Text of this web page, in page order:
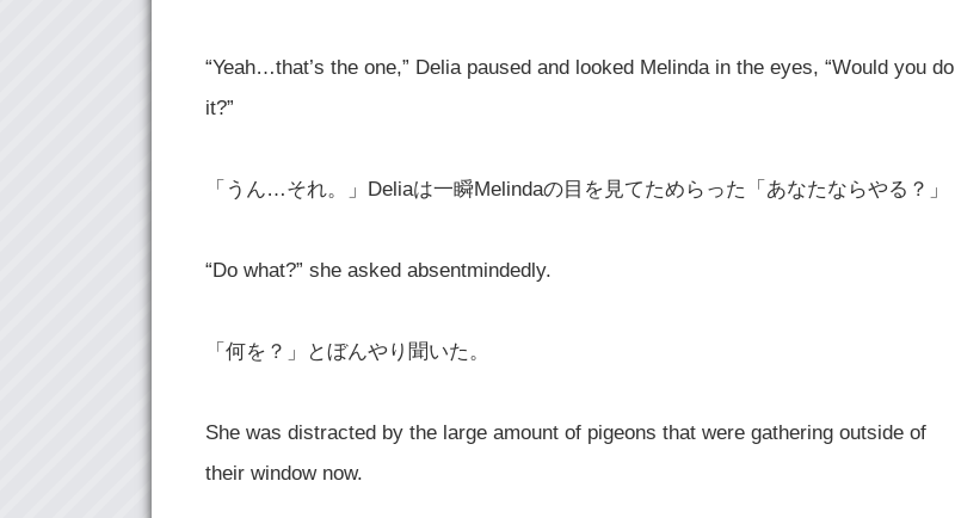
“Yeah…that’s the one,” Delia paused and looked Melinda in the eyes, “Would you do
it?”
「うん…それ。」Deliaは一瞬Melindaの目を見てためらった「あなたならやる？」
“Do what?” she asked absentmindedly.
「何を？」とぼんやり聞いた。
She was distracted by the large amount of pigeons that were gathering outside of
their window now.